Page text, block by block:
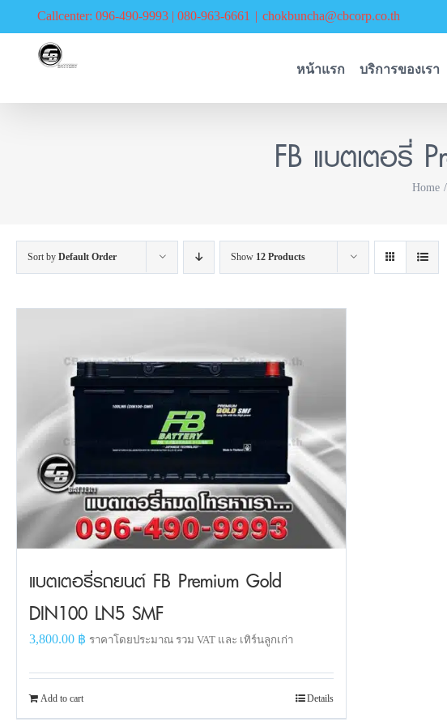
Callcenter: 096-490-9993 | 080-963-6661 | chokbuncha@cbcorp.co.th
หน้าแรก บริการของเรา
FB แบตเตอรี่
Home
Sort by Default Order Show 12 Products
แบตเตอรี่รถยนต์ FB Premium Gold
DIN100 LN5 SMF
3,800.00 ฿ ราคาโดยประมาณ รวม VAT และ เทิร์นลูกเก่า
Add to cart Details